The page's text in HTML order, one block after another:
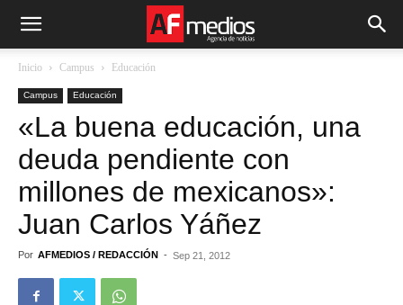
Inicio Campus Educación
Campus Educación
«La buena educación, una
deuda pendiente con
millones de mexicanos»:
Juan Carlos Yáñez
Por AFMEDIOS / REDACCIÓN - Sep 21, 2012